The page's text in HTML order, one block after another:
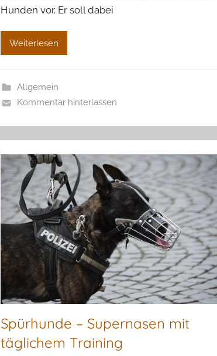
Hunden vor. Er soll dabei
Weiterlesen
Allgemein
Kommentar hinterlassen
Spürhunde – Supernasen mit
täglichem Training